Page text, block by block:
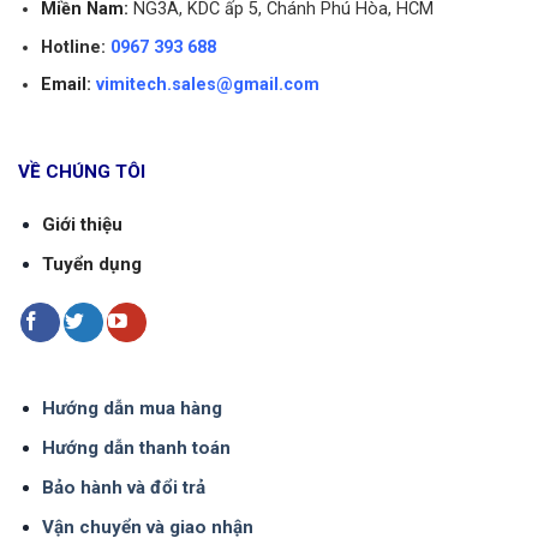
Miền Nam: NG3A, KDC ấp 5, Chánh Phú Hòa, HCM
Hotline: 0967 393 688
Email: vimitech.sales@gmail.com
VỀ CHÚNG TÔI
Giới thiệu
Tuyển dụng
Hướng dẫn mua hàng
Hướng dẫn thanh toán
Bảo hành và đổi trả
Vận chuyển và giao nhận